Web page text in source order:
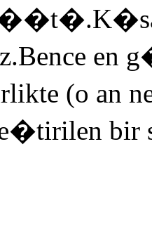
en
(o an
bir